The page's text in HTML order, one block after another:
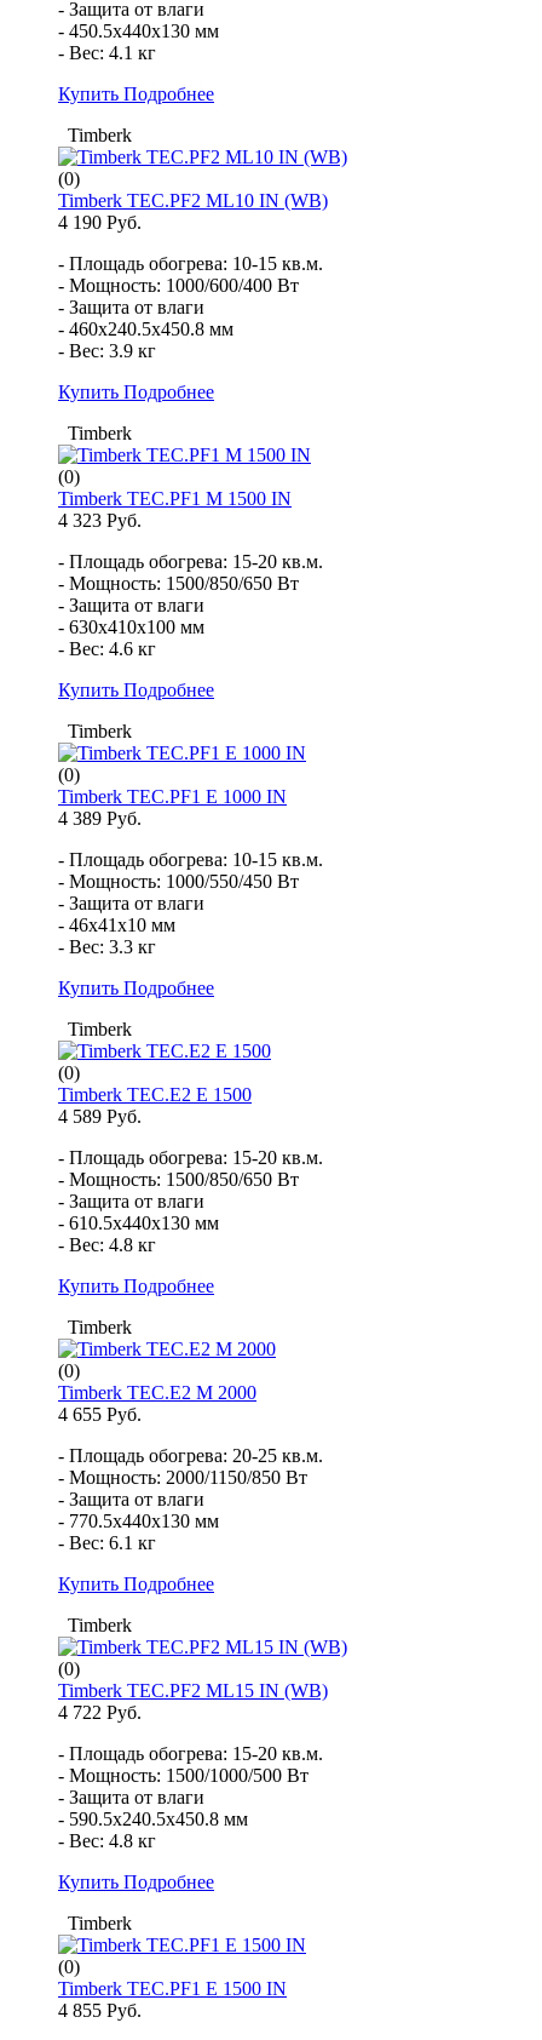
- Защита от влаги
- 450.5x440x130 мм
- Вес: 4.1 кг
Купить Подробнее
Timberk
(0)
Timberk TEC.PF2 ML10 IN (WB)
4 190 Руб.
- Площадь обогрева: 10-15 кв.м.
- Мощность: 1000/600/400 Вт
- Защита от влаги
- 460x240.5x450.8 мм
- Вес: 3.9 кг
Купить Подробнее
Timberk
(0)
Timberk TEC.PF1 M 1500 IN
4 323 Руб.
- Площадь обогрева: 15-20 кв.м.
- Мощность: 1500/850/650 Вт
- Защита от влаги
- 630x410x100 мм
- Вес: 4.6 кг
Купить Подробнее
Timberk
(0)
Timberk TEC.PF1 E 1000 IN
4 389 Руб.
- Площадь обогрева: 10-15 кв.м.
- Мощность: 1000/550/450 Вт
- Защита от влаги
- 46x41x10 мм
- Вес: 3.3 кг
Купить Подробнее
Timberk
(0)
Timberk TEC.E2 E 1500
4 589 Руб.
- Площадь обогрева: 15-20 кв.м.
- Мощность: 1500/850/650 Вт
- Защита от влаги
- 610.5x440x130 мм
- Вес: 4.8 кг
Купить Подробнее
Timberk
(0)
Timberk TEC.E2 M 2000
4 655 Руб.
- Площадь обогрева: 20-25 кв.м.
- Мощность: 2000/1150/850 Вт
- Защита от влаги
- 770.5x440x130 мм
- Вес: 6.1 кг
Купить Подробнее
Timberk
(0)
Timberk TEC.PF2 ML15 IN (WB)
4 722 Руб.
- Площадь обогрева: 15-20 кв.м.
- Мощность: 1500/1000/500 Вт
- Защита от влаги
- 590.5x240.5x450.8 мм
- Вес: 4.8 кг
Купить Подробнее
Timberk
(0)
Timberk TEC.PF1 E 1500 IN
4 855 Руб.